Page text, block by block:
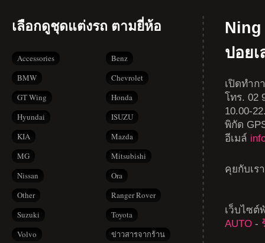
เลือกดูชุดแต่งรถ ตามยี่ห้อ
Accessories
Benz
BMW
Chevrolet
GT Wing
Honda
Hyundai
ISUZU
KIA
Mazda
MG
Mitsubishi
Nissan
Ora
Other
Ranger Rover
Suzuki
Toyota
Volvo
ข่าวสารจากร้าน
Ning
ปอย
เปิดทำก
โทร. 02
10.00-
พิกัด
อีเมล์
คุยกับเร
เว็บไซ
AUTO -